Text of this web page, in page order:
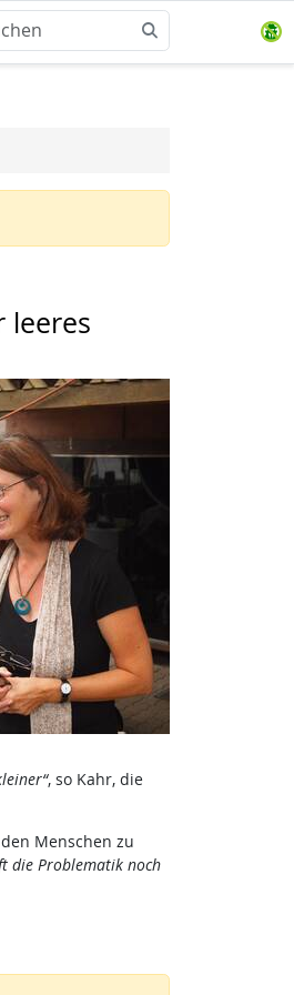
leeres
, so Kahr, die
Menschen zu
die Problematik noch